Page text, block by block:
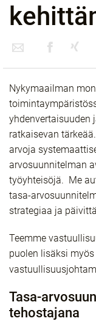
Nykymaailman
yhdenvertaisuuden
ratkaisevan
arvoja
arvosuunnitelman
työyhteisöjä. Me
tasa-
strategiaa ja
Teemme
puolen lisäksi
Tasa-
tehostajana